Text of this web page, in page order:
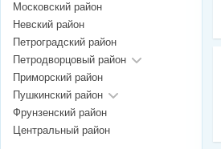
Московский район
Невский район
Петроградский район
Петродворцовый район
Приморский район
Пушкинский район
Фрунзенский район
Центральный район